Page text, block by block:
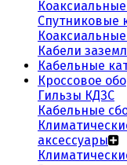
Спутниковые
Кабели
Кабельные
Кроссовое
Гильзы КДЗС
Кабельные
аксессуары